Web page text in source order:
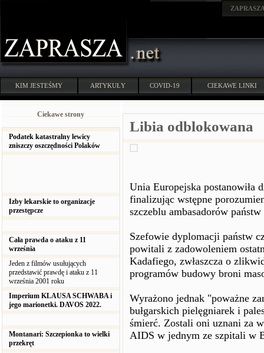
KIM JESTEŚMY ARTYKUŁY COVID-19 CIEKAWE LINKI
Ciekawe strony
Podatek katastralny lewicy
zniszczy oszczędności Polaków
Izby lekarskie to organizacje
przestępcze
Cała prawda o ataku z 11
września
Jeden z filmów usułujących
przedstawić prawdę i ataku z 11
września 2001 roku
Imperium KLAUSA SCHWABA i
jego marionetki. DAVOS 2022.
Montanari: Szczepionka to wielki
przekręt
Libia odblokowana
Unia Europejska postanowiła
finalizując wstępne
szczeblu ambasadorów
Szefowie dyplomacji państw
powitali z zadowoleniem
Kadafiego, zwłaszcza o
programów budowy broni
Wyrażono jednak "poważne
bułgarskich pielęgniarek i
śmierć. Zostali oni uznani za
AIDS w jednym ze szpitali w